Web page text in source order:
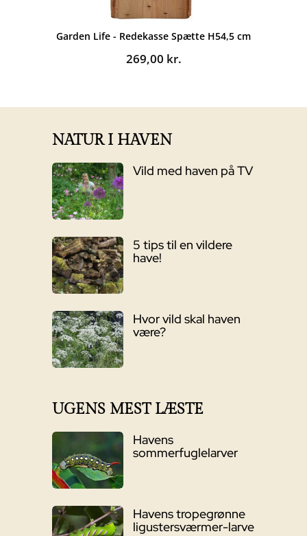
Garden Life - Redekasse Spætte H54,5 cm
269,00 kr.
NATUR I HAVEN
Vild med haven på TV
5 tips til en vildere
have!
Hvor vild skal haven
være?
UGENS MEST LÆSTE
Havens
sommerfuglelarver
Havens tropegrønne
ligustersværmer-larve